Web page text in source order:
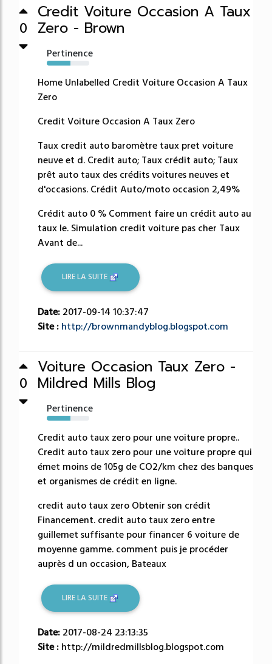
0
Credit Voiture Occasion A Taux
Zero - Brown
Pertinence
56%
Home Unlabelled Credit Voiture Occasion A Taux
Zero
Credit Voiture Occasion A Taux Zero
Taux credit auto baromètre taux pret voiture
neuve et d. Credit auto; Taux crédit auto; Taux
prêt auto taux des crédits voitures neuves et
d'occasions. Crédit Auto/moto occasion 2,49%
Crédit auto 0 % Comment faire un crédit auto au
taux le. Simulation credit voiture pas cher Taux
Avant de...
LIRE LA SUITE
Date: 2017-09-14 10:37:47
Site : http://brownmandyblog.blogspot.com
0
Voiture Occasion Taux Zero -
Mildred Mills Blog
Pertinence
56%
Credit auto taux zero pour une voiture propre..
Credit auto taux zero pour une voiture propre qui
émet moins de 105g de CO2/km chez des banques
et organismes de crédit en ligne.
credit auto taux zero Obtenir son crédit
Financement. credit auto taux zero entre
guillemet suffisante pour financer 6 voiture de
moyenne gamme. comment puis je procéder
auprès d un occasion, Bateaux
LIRE LA SUITE
Date: 2017-08-24 23:13:35
Site : http://mildredmillsblog.blogspot.com